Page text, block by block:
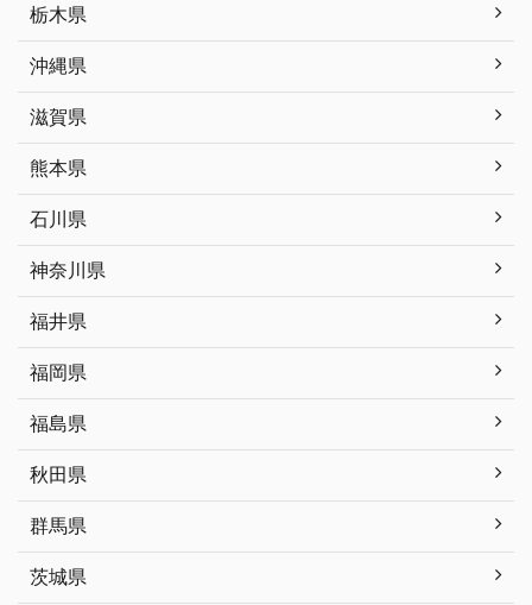
栃木県
沖縄県
滋賀県
熊本県
石川県
神奈川県
福井県
福岡県
福島県
秋田県
群馬県
茨城県